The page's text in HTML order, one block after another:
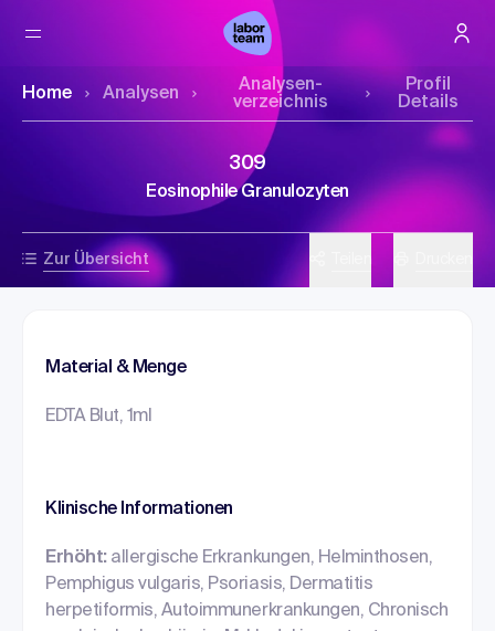
Home Analysen
Analysen­
verzeichnis
Profil
Details
Zur Übersicht
309
Eosinophile Granulozyten
Material & Menge
EDTA Blut, 1ml
Klinische Informationen
Erhöht: allergische Erkrankungen, Helminthosen,
Pemphigus vulgaris, Psoriasis, Dermatitis
herpetiformis, Autoimmunerkrankungen, Chronisch